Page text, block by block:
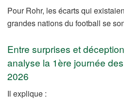
Pour Rohr, les écarts qui
grandes nations du football se
Entre surprises et
analyse la 1ère journée
2026
Il explique :